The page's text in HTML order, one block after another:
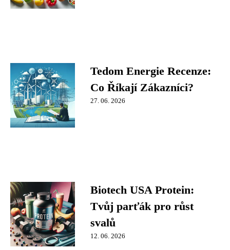
Tedom Energie Recenze:
Co Říkají Zákazníci?
27. 06. 2026
Biotech USA Protein:
Tvůj parťák pro růst
svalů
12. 06. 2026